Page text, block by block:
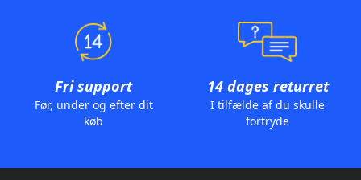
Fri support
Før, under og efter dit
køb
14 dages returret
I tilfælde af du skulle
fortryde